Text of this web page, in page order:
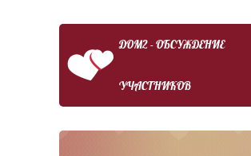
ДОМ2 - ОБСУЖДЕНИЕ
УЧАСТНИКОВ